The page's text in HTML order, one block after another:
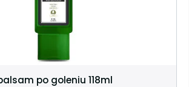
po goleniu 118ml